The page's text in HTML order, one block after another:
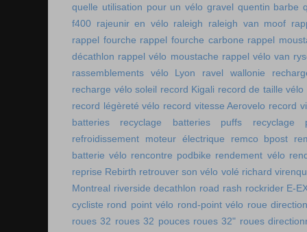
quelle utilisation pour un vélo gravel quentin barbe
f400 rajeunir en vélo raleigh raleigh van moof
rappel fourche rappel fourche carbone rappel
décathlon rappel vélo moustache rappel vélo van
rassemblements vélo Lyon
ravel wallonie
recharge vélo soleil record Kigali record de taille vélo
record légèreté vélo record vitesse Aerovelo record
batteries
recyclage batteries puffs
recyclage
refroidissement moteur électrique
remco bpost
batterie vélo rencontre podbike rendement vélo
reprise Rebirth retrouver son vélo volé richard
Montreal riverside decathlon road rash rockrider E-
cycliste rond point vélo rond-point vélo roue
roues 32 roues 32 pouces roues 32" roues